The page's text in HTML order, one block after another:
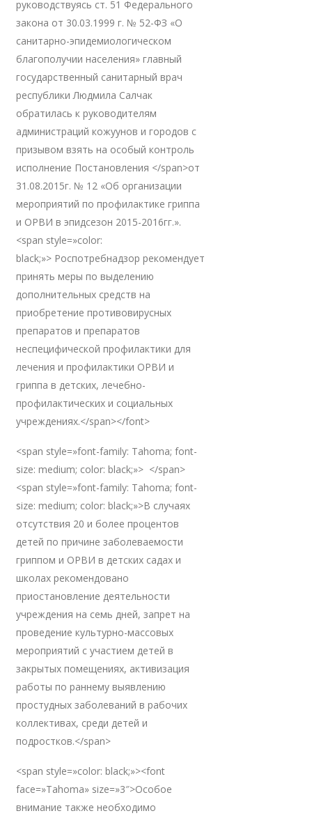
руководствуясь ст. 51 Федерального
закона от 30.03.1999 г. № 52-ФЗ «О
санитарно-эпидемиологическом
благополучии населения» главный
государственный санитарный врач
республики Людмила Салчак
обратилась к руководителям
администраций кожуунов и городов с
призывом взять на особый контроль
исполнение Постановления </span>от
31.08.2015г. № 12 «Об организации
мероприятий по профилактике гриппа
и ОРВИ в эпидсезон 2015-2016гг.».
<span style=»color:
black;»> Роспотребнадзор рекомендует
принять меры по выделению
дополнительных средств на
приобретение противовирусных
препаратов и препаратов
неспецифической профилактики для
лечения и профилактики ОРВИ и
гриппа в детских, лечебно-
профилактических и социальных
учреждениях.</span></font>
<span style=»font-family: Tahoma; font-
size: medium; color: black;»> </span>
<span style=»font-family: Tahoma; font-
size: medium; color: black;»>В случаях
отсутствия 20 и более процентов
детей по причине заболеваемости
гриппом и ОРВИ в детских садах и
школах рекомендовано
приостановление деятельности
учреждения на семь дней, запрет на
проведение культурно-массовых
мероприятий с участием детей в
закрытых помещениях, активизация
работы по раннему выявлению
простудных заболеваний в рабочих
коллективах, среди детей и
подростков.</span>
<span style=»color: black;»><font
face=»Tahoma» size=»3″>Особое
внимание также необходимо